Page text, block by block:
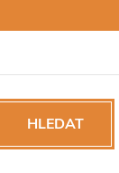
HLEDAT